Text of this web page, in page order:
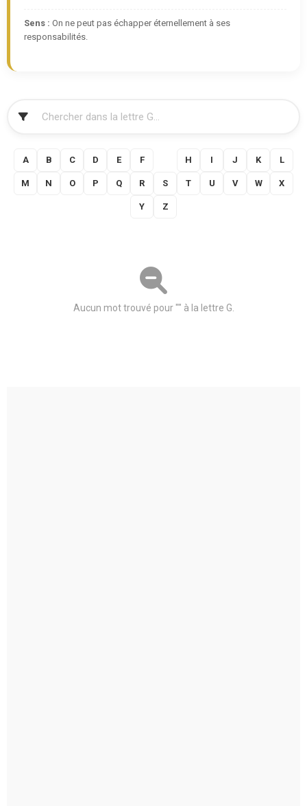
Sens : On ne peut pas échapper éternellement à ses
responsabilités.
A B C D E F H I J K L
M N O P Q R S T U V W X
Y Z
Aucun mot trouvé pour "" à la lettre G.